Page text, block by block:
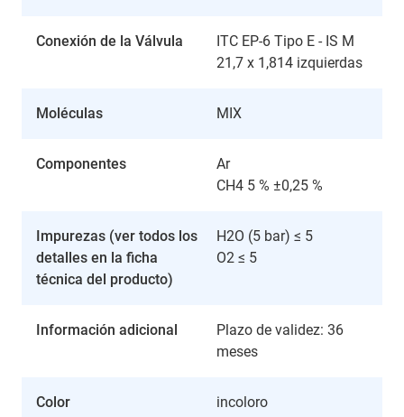
Conexión de la Válvula
ITC EP-6 Tipo E - IS M
21,7 x 1,814 izquierdas
Moléculas MIX
Componentes
Ar
CH4 5 % ±0,25 %
Impurezas (ver todos los
detalles en la ficha
técnica del producto)
H2O (5 bar) ≤ 5
O2 ≤ 5
Información adicional
Plazo de validez: 36
meses
Color incoloro